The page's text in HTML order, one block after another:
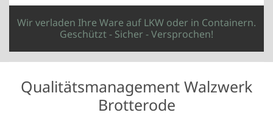
Wir verladen Ihre Ware auf LKW oder in Containern.
Geschützt - Sicher - Versprochen!
Qualitätsmanagement Walzwerk
Brotterode